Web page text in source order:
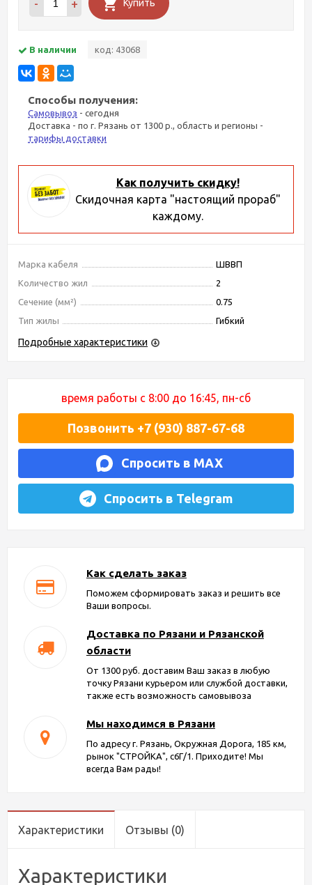
- + Купить
В наличии код: 43068
Способы получения:
Самовывоз - сегодня
Доставка - по г. Рязань от 1300 р., область и регионы -
тарифы доставки
Как получить скидку!
Скидочная карта "настоящий прораб"
каждому.
Марка кабеля
ШВВП
Количество жил
2
Сечение (мм²)
0.75
Тип жилы
Гибкий
Подробные характеристики
время работы с 8:00 до 16:45, пн-сб
Позвонить +7 (930) 887-67-68
Спросить в MAX
Спросить в Telegram
Как сделать заказ
Поможем сформировать заказ и решить все
Ваши вопросы.
Доставка по Рязани и Рязанской
области
От 1300 руб. доставим Ваш заказ в любую
точку Рязани курьером или службой доставки,
также есть возможность самовывоза
Мы находимся в Рязани
По адресу г. Рязань, Окружная Дорога, 185 км,
рынок "СТРОЙКА", с6Г/1. Приходите! Мы
всегда Вам рады!
Характеристики Отзывы (0)
Характеристики